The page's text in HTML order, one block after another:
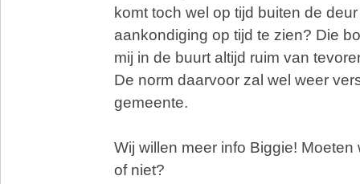
komt toch wel op tijd buiten de
aankondiging op tijd te zien? Die
mij in de buurt altijd ruim van
De norm daarvoor zal wel weer
gemeente.
Wij willen meer info Biggie! Moeten
of niet?